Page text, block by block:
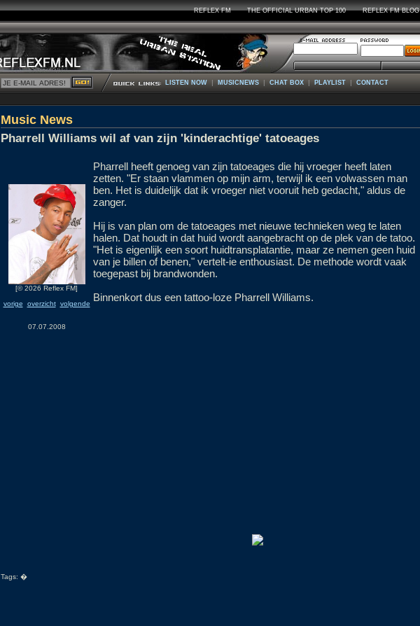
REFLEX FM THE OFFICIAL URBAN TOP 100 REFLEX FM BLOG
LISTEN NOW | MUSICNEWS | CHAT BOX | PLAYLIST | CONTACT
Music News
Pharrell Williams wil af van zijn 'kinderachtige' tatoeages
[© 2026 Reflex FM]
vorige
overzicht volgende
07.07.2008
Pharrell heeft genoeg van zijn tatoeages die hij vroeger heeft laten
zetten. "Er staan vlammen op mijn arm, terwijl ik een volwassen man
ben. Het is duidelijk dat ik vroeger niet vooruit heb gedacht," aldus de
zanger.
Hij is van plan om de tatoeages met nieuwe technieken weg te laten
halen. Dat houdt in dat huid wordt aangebracht op de plek van de tatoo.
"Het is eigenlijk een soort huidtransplatantie, maar ze nemen geen huid
van je billen of benen," vertelt-ie enthousiast. De methode wordt vaak
toegepast bij brandwonden.
Binnenkort dus een tattoo-loze Pharrell Williams.
Tags: �